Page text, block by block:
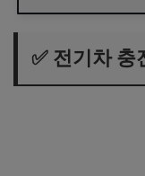
📝 발급 방법 (4
🧾 실제 사용법
✅ 전기차 충